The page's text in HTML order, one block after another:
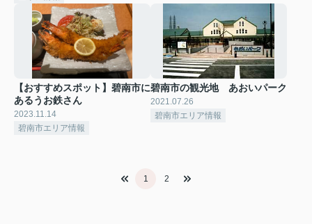
【おすすめスポット】碧南市に
あるうお鉄さん
2023.11.14
碧南市エリア情報
碧南市の観光地 あおいパーク
2021.07.26
碧南市エリア情報
1 2